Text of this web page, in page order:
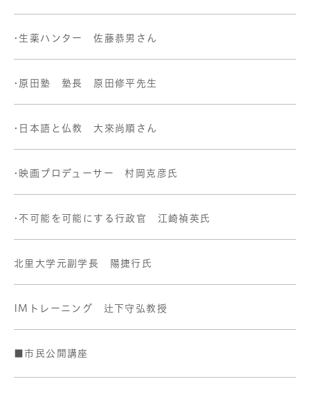
•生薬ハンター 佐藤恭男さん
•原田塾 塾長 原田修平先生
•日本語と仏教 大來尚順さん
•映画プロデューサー 村岡克彦氏
•不可能を可能にする行政官 江崎禎英氏
北里大学元副学長 陽捷行氏
IMトレーニング 辻下守弘教授
■市民公開講座